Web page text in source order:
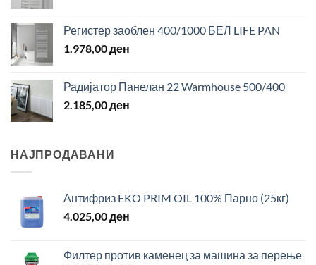
Регистер заоблен 400/1000 БЕЛ LIFE PAN
1.978,00ден
Радијатор Панелан 22 Warmhouse 500/400
2.185,00ден
НАЈПРОДАВАНИ
Антифриз EKO PRIM OIL 100% Парно (25кг)
4.025,00ден
Филтер против каменец за машина за перење